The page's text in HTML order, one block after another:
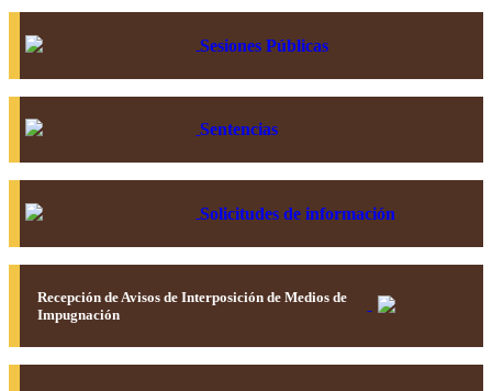
Sesiones Públicas
Sentencias
Solicitudes de información
Recepción de Avisos de Interposición de Medios de
Impugnación